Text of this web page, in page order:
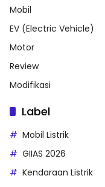
Mobil
EV (Electric Vehicle)
Motor
Review
Modifikasi
Label
Mobil Listrik
GIIAS 2026
Kendaraan Listrik